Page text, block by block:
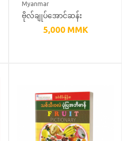
Myanmar
ဗိုလ်ချုပ်အောင်ဆန်း
အတ္ထုပ္ပတ္တိရုပ်ပြ
5,000 MMK